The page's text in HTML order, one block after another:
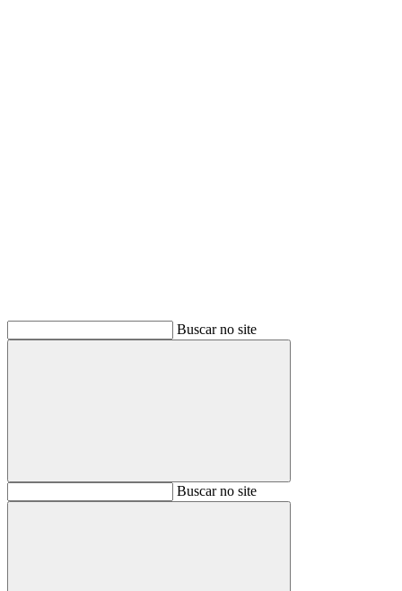
Buscar no site
BuscarBuscar no site